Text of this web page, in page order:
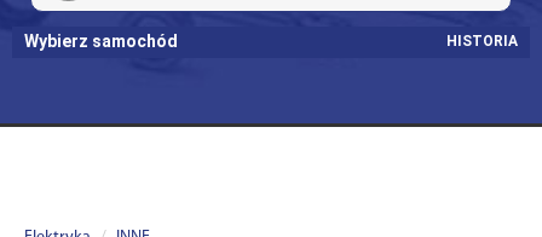
Wybierz samochód HISTORIA